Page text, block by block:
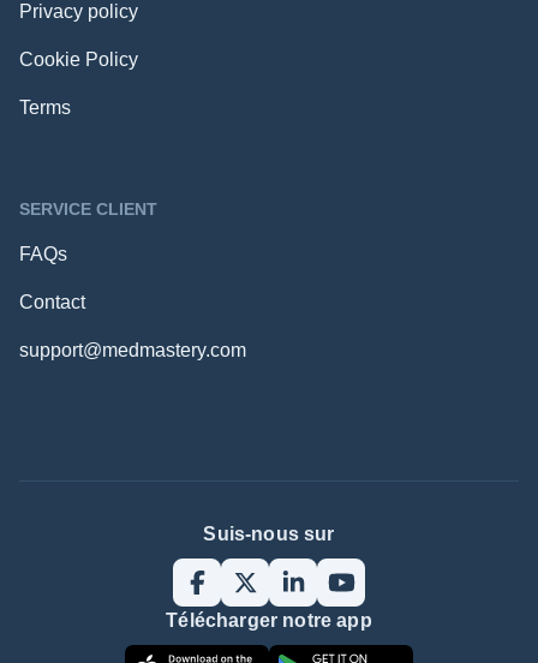
Privacy policy
Cookie Policy
Terms
SERVICE CLIENT
FAQs
Contact
support@medmastery.com
Suis-nous sur
Télécharger notre app